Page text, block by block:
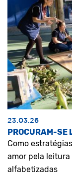
23.03.26
PROCURAM-SE
Como
amor pela
alfabetizadas